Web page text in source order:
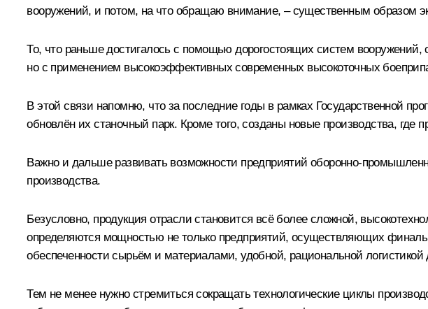
вооружений, и потом, на что обращаю внимание, – существенным образом
То, что раньше достигалось с помощью дорогостоящих систем
но с применением высокоэффективных современных высокоточных
В этой связи напомню, что за последние годы в рамках Государственной
обновлён их станочный парк. Кроме того, созданы новые производства, где
Важно и дальше развивать возможности предприятий оборонно-
производства.
Безусловно, продукция отрасли становится всё более сложной,
определяются мощностью не только предприятий, осуществляющих
обеспеченности сырьём и материалами, удобной, рациональной логистикой
Тем не менее нужно стремиться сокращать технологические циклы